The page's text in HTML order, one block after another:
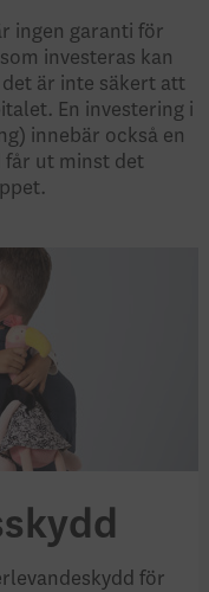
ingen garanti för
investeras kan
är inte säkert att
En investering i
innebär också en
ut minst det
för